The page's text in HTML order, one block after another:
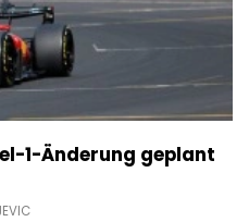
1-Änderung geplant